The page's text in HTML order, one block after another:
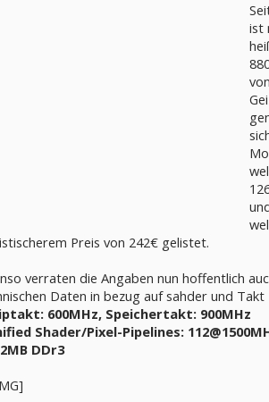
ist
Preis von 242€ gelistet.
verraten die Angaben nun hoffentlich
Daten in bezug auf sahder und Takt
600MHz, Speichertakt: 900MHz
Shader/Pixel-Pipelines:
DDr3